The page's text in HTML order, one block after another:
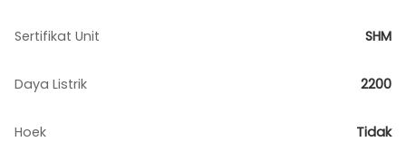
Sertifikat Unit SHM
Daya Listrik 2200
Hoek Tidak